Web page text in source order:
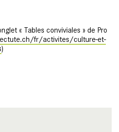
« Tables conviviales » de Pro
fr/activites/culture-et-
)